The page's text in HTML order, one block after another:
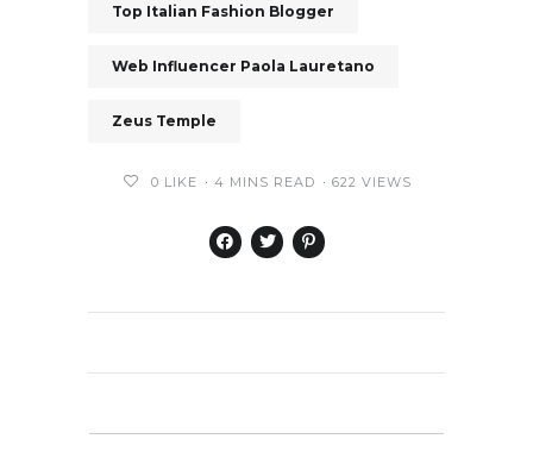
Top Italian Fashion Blogger
Web Influencer Paola Lauretano
Zeus Temple
0 LIKE 4 MINS READ 622 VIEWS